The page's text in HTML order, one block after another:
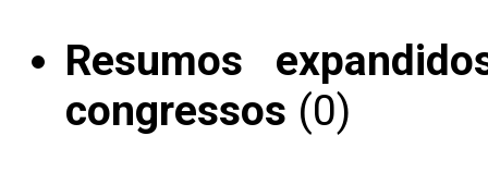
Resumos
congressos (0)